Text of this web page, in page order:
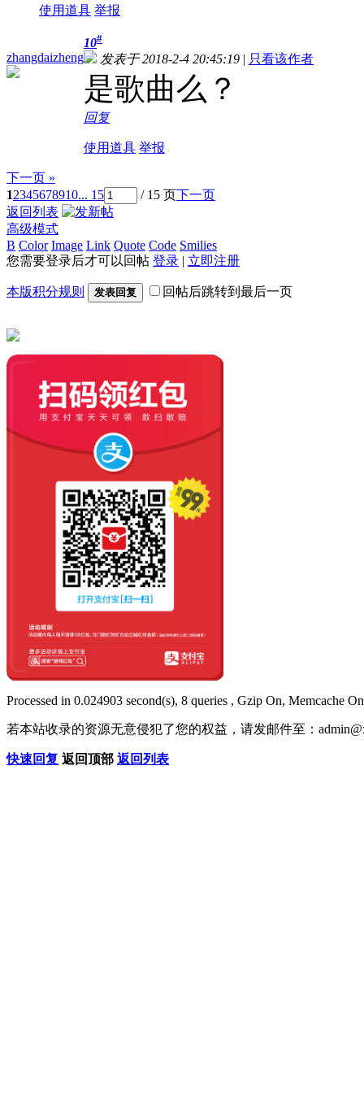
使用道具 举报
zhangdaizheng
10#
发表于 2018-2-4 20:45:19 | 只看该作者
是歌曲么？
回复
使用道具 举报
下一页 »
12345678910... 15 / 15 页下一页
返回列表
高级模式
B Color Image Link Quote Code Smilies
您需要登录后才可以回帖 登录 | 立即注册
本版积分规则 发表回复 回帖后跳转到最后一页
Processed in 0.024903 second(s), 8 queries , Gzip On, Memcache
若本站收录的资源无意侵犯了您的权益，请发邮件至：
快速回复 返回顶部 返回列表